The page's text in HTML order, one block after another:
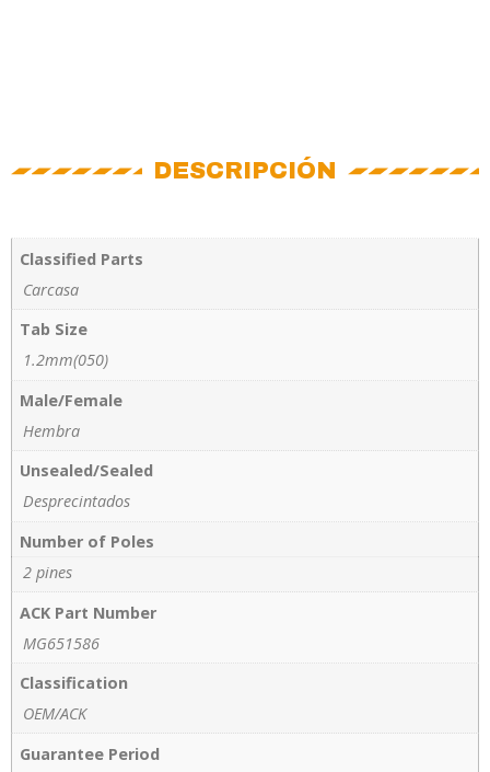
DESCRIPCIÓN
Classified Parts
Carcasa
Tab Size
1.2mm(050)
Male/Female
Hembra
Unsealed/Sealed
Desprecintados
Number of Poles
2 pines
ACK Part Number
MG651586
Classification
OEM/ACK
Guarantee Period